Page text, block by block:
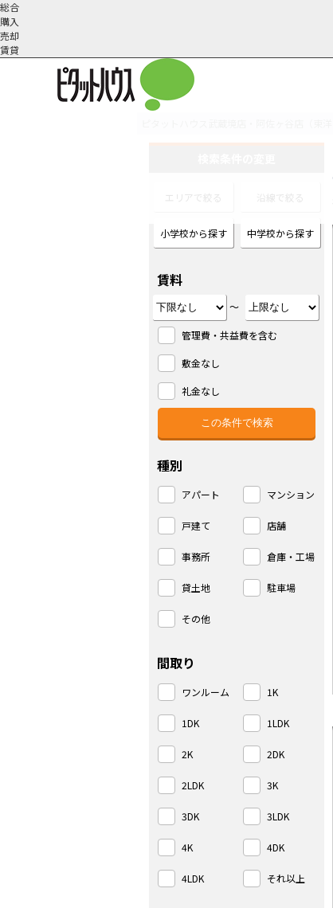
総合
購入
売却
賃貸
エリアで絞る 沿線で絞る
小学校から探す 中学校から探す
賃料
～
管理費・共益費を含む
敷金なし
礼金なし
種別
アパート マンション
戸建て 店舗
事務所 倉庫・工場
貸土地 駐車場
その他
間取り
ワンルーム 1K
1DK 1LDK
2K 2DK
2LDK 3K
3DK 3LDK
4K 4DK
4LDK それ以上